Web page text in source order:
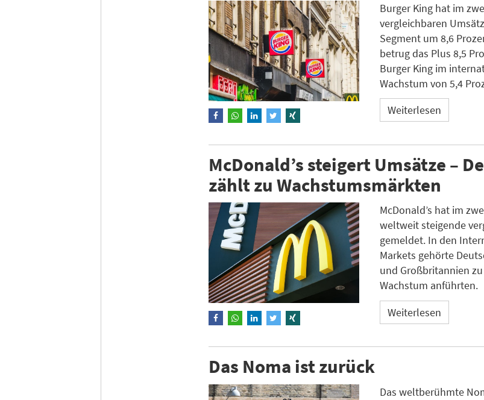
Burger King hat im
vergleichbaren
Segment um 8,6
betrug das Plus 8,5
Burger King im
Wachstum von 5,4
Weiterlesen
McDonald’s steigert Umsätze –
zählt zu Wachstumsmärkten
McDonald’s hat im
weltweit steigende
gemeldet. In den
Markets gehörte
und Großbritannien
Wachstum anführten.
Weiterlesen
Das Noma ist zurück
Das weltberühmte